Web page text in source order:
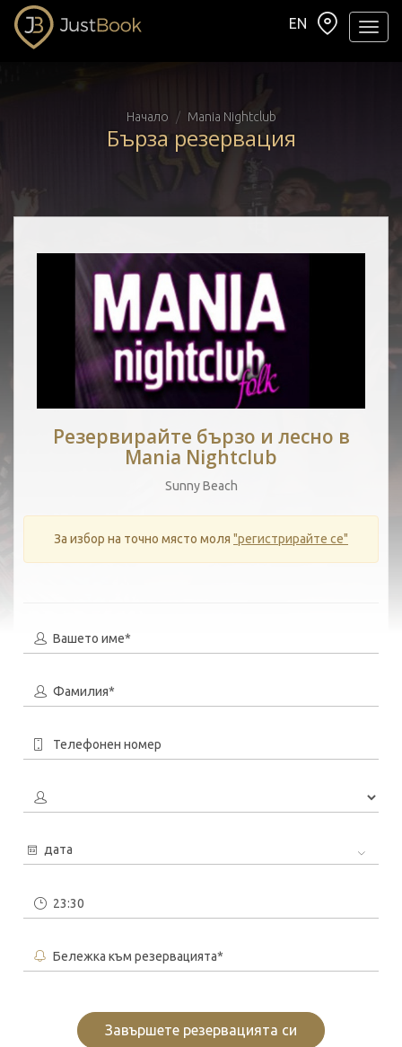
EN
Начало Mania Nightclub
Бърза резервация
Резервирайте бързо и лесно в
Mania Nightclub
Sunny Beach
За избор на точно място моля "регистрирайте се"
Вашето име*
Фамилия*
Телефонен номер
дата
Бележка към резервацията*
Завършете резервацията си